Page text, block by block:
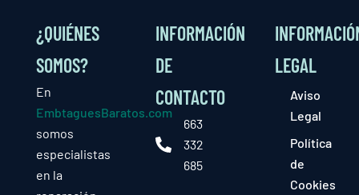
¿QUIÉNES
SOMOS?
En
EmbtaguesBaratos.com
somos
especialistas
en la
INFORMACIÓN
DE
CONTACTO
663
332
685
LEGAL
Aviso
Legal
Política
de
Cookies